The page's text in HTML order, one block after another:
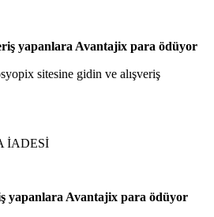
yapanlara Avantajix para ödüyor
sitesine gidin ve alışveriş
İADESİ
yapanlara Avantajix para ödüyor